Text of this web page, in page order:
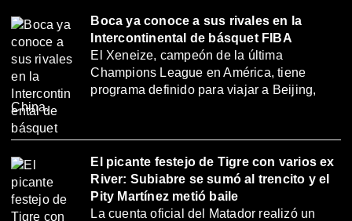
Boca ya conoce a sus rivales en la
Intercontinental de básquet FIBA
El Xeneize, campeón de la última
Champions League en América, tiene
programa definido para viajar a Beijing,
China.
El picante festejo de Tigre con varios ex
River: Subiabre se sumó al trencito y el
Pity Martínez metió baile
La cuenta oficial del Matador realizó un